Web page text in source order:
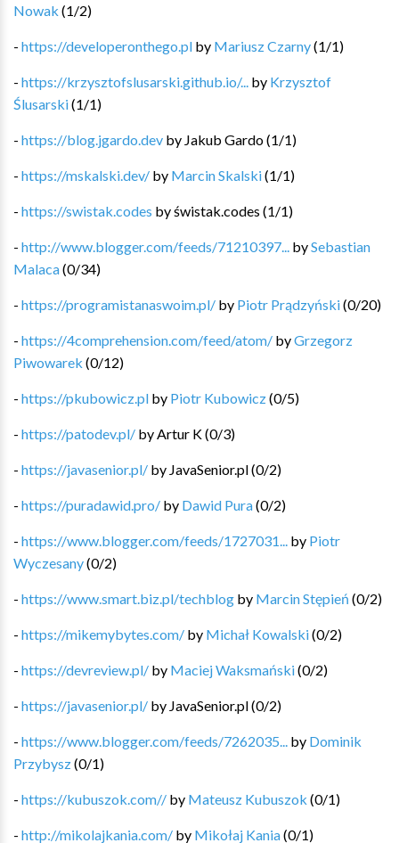
Nowak (1/2)
- https://developeronthego.pl by Mariusz Czarny(1/1)
- https://krzysztofslusarski.github.io/... by Krzysztof
Ślusarski(1/1)
- https://blog.jgardo.dev by Jakub Gardo(1/1)
- https://mskalski.dev/ by Marcin Skalski(1/1)
- https://swistak.codes byświstak.codes (1/1)
- http://www.blogger.com/feeds/71210397... bySebastian
Malaca(0/34)
- https://programistanaswoim.pl/ by Piotr Prądzyński(0/20)
- https://4comprehension.com/feed/atom/ byGrzegorz
Piwowarek (0/12)
- https://pkubowicz.pl by Piotr Kubowicz(0/5)
- https://patodev.pl/ by Artur K(0/3)
- https://javasenior.pl/ by JavaSenior.pl(0/2)
- https://puradawid.pro/ by Dawid Pura(0/2)
- https://www.blogger.com/feeds/1727031... by Piotr
Wyczesany(0/2)
- https://www.smart.biz.pl/techblog by Marcin Stępień (0/2)
- https://mikemybytes.com/ by Michał Kowalski(0/2)
- https://devreview.pl/ by Maciej Waksmański(0/2)
- https://javasenior.pl/ by JavaSenior.pl(0/2)
- https://www.blogger.com/feeds/7262035... by Dominik
Przybysz(0/1)
- https://kubuszok.com// by Mateusz Kubuszok (0/1)
- http://mikolajkania.com/ by Mikołaj Kania(0/1)